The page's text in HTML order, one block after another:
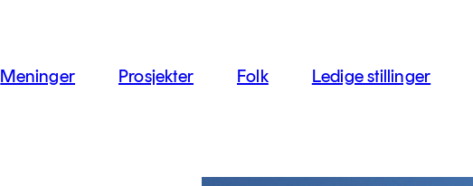
Meninger Prosjekter Folk Ledige stillinger